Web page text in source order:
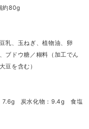
約80g
乳、玉ねぎ、植物油、卵
ブドウ糖／糊料（加工でん
豆を含む）
7.6g 炭水化物：9.4g 食塩